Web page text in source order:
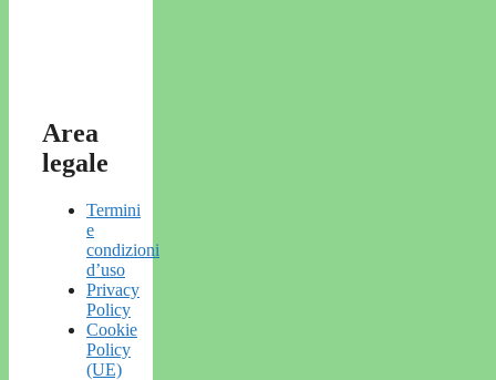
Area
legale
Termini
e
condizioni
d’uso
Privacy
Policy
Cookie
Policy
(UE)